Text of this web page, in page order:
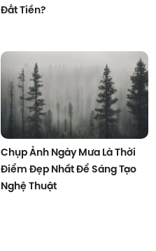
Đắt Tiền?
Chụp Ảnh Ngày Mưa Là Thời
Điểm Đẹp Nhất Để Sáng Tạo
Nghệ Thuật